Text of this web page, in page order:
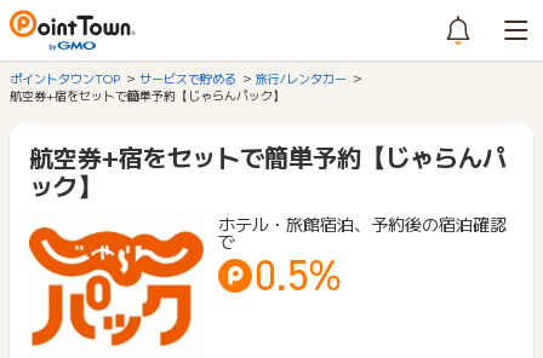
ポイントタウンTOP サービスで貯める
旅行/レンタカー
航空券+宿をセットで簡単予約【じゃらんパック】
航空券+宿をセットで簡単予約【じゃらんパ
ック】
ホテル・旅館宿泊、予約後の宿泊確認
で
0.5%